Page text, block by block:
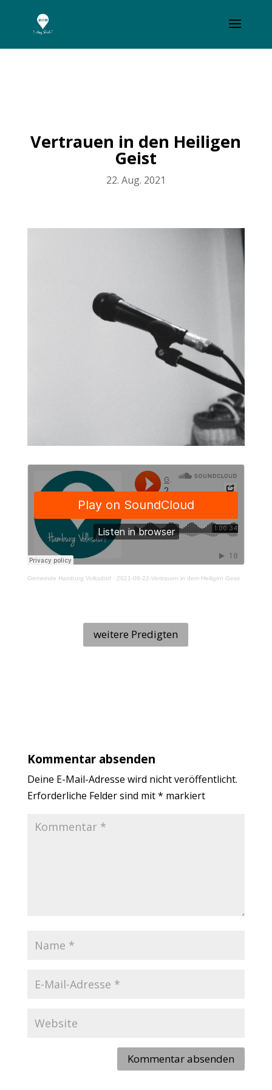
Vertrauen in den Heiligen
Geist
22. Aug. 2021
Gemeinde Hamburg Volksdorf· 2021-08-22-Vertrauen in dem Heiligen Geist
weitere Predigten
Kommentar absenden
Deine E-Mail-Adresse wird nicht veröffentlicht.
Erforderliche Felder sind mit* markiert